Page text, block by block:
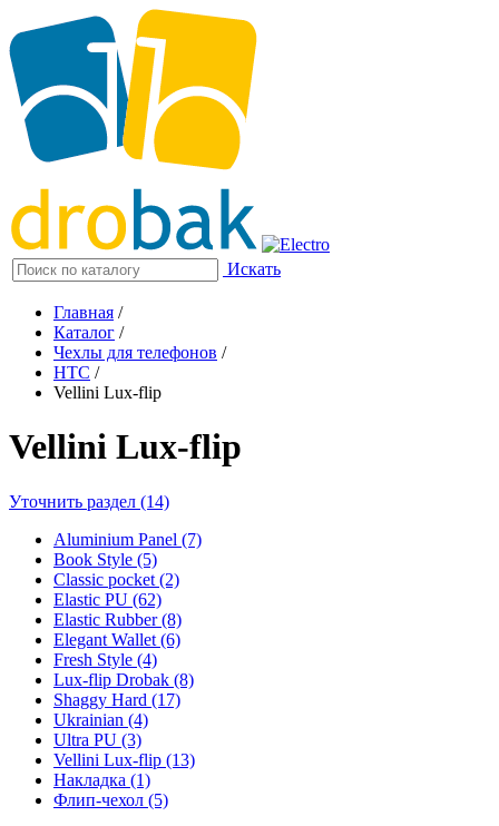
Искать
Главная /
Каталог /
Чехлы для телефонов /
HTC /
Vellini Lux-flip
Vellini Lux-flip
Уточнить раздел (14)
Aluminium Panel (7)
Book Style (5)
Classic pocket (2)
Elastic PU (62)
Elastic Rubber (8)
Elegant Wallet (6)
Fresh Style (4)
Lux-flip Drobak (8)
Shaggy Hard (17)
Ukrainian (4)
Ultra PU (3)
Vellini Lux-flip (13)
Накладка (1)
Флип-чехол (5)